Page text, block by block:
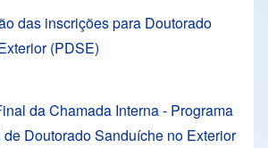
das inscrições para Doutorado
(PDSE)
da Chamada Interna - Programa
Doutorado Sanduíche no Exterior